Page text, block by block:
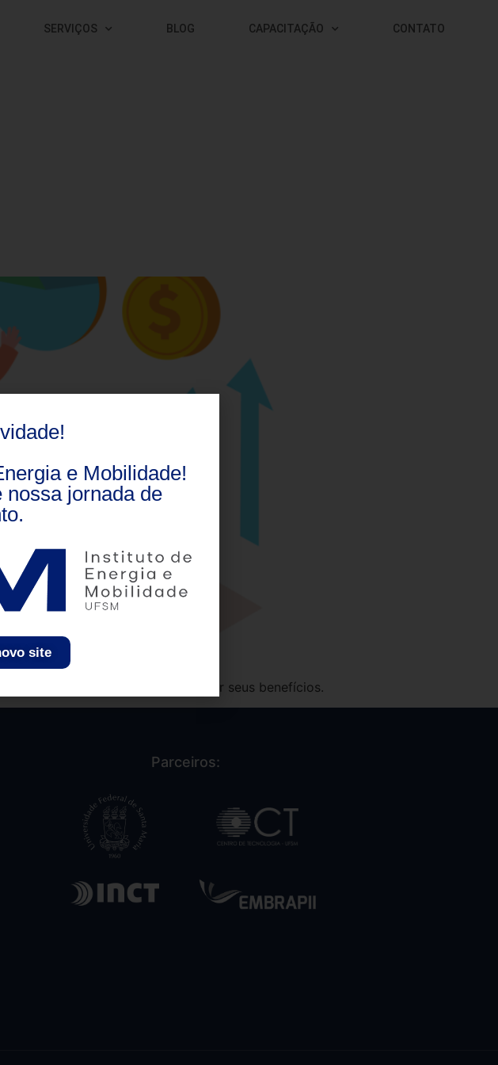
SERVIÇOS BLOG CAPACITAÇÃO CONTATO
mais sobre ela e como utilizar seus benefícios.
Parceiros:
e Mobilidade!
nossa jornada de
site